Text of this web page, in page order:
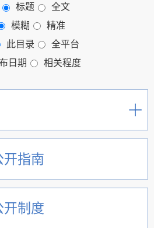
标题
全文
模糊
精准
此目录
全平台
日期 相关程度
开指南
开制度